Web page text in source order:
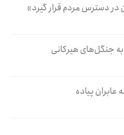
در دسترس مردم قرار گیرد»
جنگل‌های هیرکانی
پیاده